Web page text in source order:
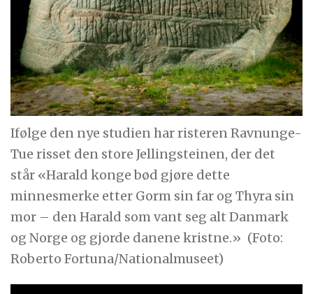
Ifølge den nye studien har risteren Ravnunge-
Tue risset den store Jellingsteinen, der det
står «Harald konge bød gjøre dette
minnesmerke etter Gorm sin far og Thyra sin
mor – den Harald som vant seg alt Danmark
og Norge og gjorde danene kristne.» (Foto:
Roberto Fortuna/Nationalmuseet)